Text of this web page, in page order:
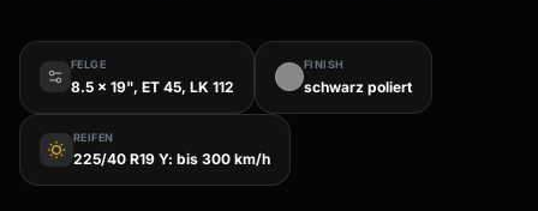
FELGE
8.5 x 19", ET 45, LK 112
FINISH
schwarz poliert
wb_sunny
REIFEN
225/40 R19 Y: bis 300 km/h